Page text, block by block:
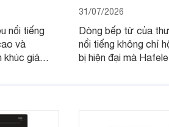
nổi tiếng
và
khúc giá
giá khá dễ
của
31/07/2026
Dòng bếp từ của
nổi tiếng không chỉ
bị hiện đại mà
gia đình.